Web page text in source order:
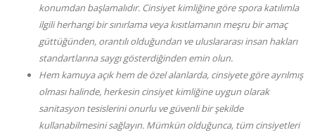
konumdan başlamalıdır. Cinsiyet kimliğine göre spora katılımla
ilgili herhangi bir sınırlama veya kısıtlamanın meşru bir amaç
güttüğünden, orantılı olduğundan ve uluslararası insan hakları
standartlarına saygı gösterdiğinden emin olun.
Hem kamuya açık hem de özel alanlarda, cinsiyete göre ayrılmış
olması halinde, herkesin cinsiyet kimliğine uygun olarak
sanitasyon tesislerini onurlu ve güvenli bir şekilde
kullanabilmesini sağlayın. Mümkün olduğunca, tüm cinsiyetleri